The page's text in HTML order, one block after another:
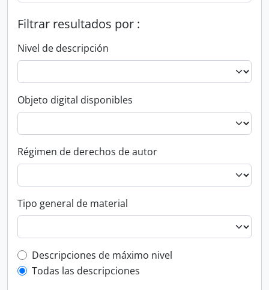
Filtrar resultados por :
Nivel de descripción
Objeto digital disponibles
Régimen de derechos de autor
Tipo general de material
Top-level description filter
Descripciones de máximo nivel
Todas las descripciones